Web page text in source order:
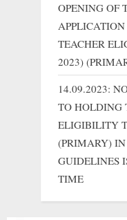
OPENING OF
TEACHER
2023)
14.09.2023:
TO HOLDING
ELIGIBILITY
(PRIMARY)
GUIDELINES
TIME